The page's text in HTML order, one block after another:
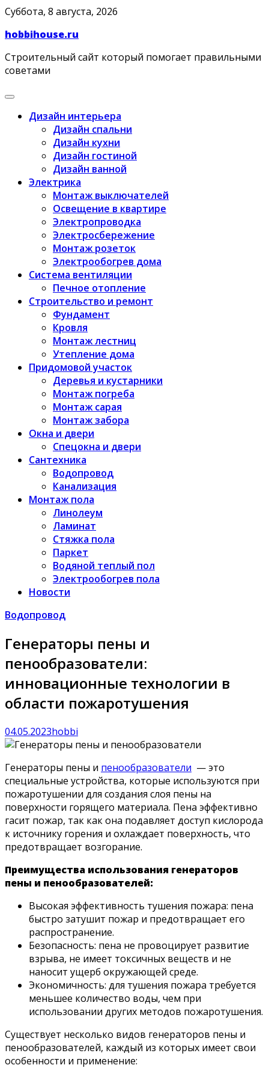
Skip
content
Суббота, 8 августа, 2026
hobbihouse.ru
Строительный сайт который помогает правильными
советами
Дизайн интерьера
Дизайн спальни
Дизайн кухни
Дизайн гостиной
Дизайн ванной
Электрика
Монтаж выключателей
Освещение в квартире
Электропроводка
Электросбережение
Монтаж розеток
Электрообогрев дома
Система вентиляции
Печное отопление
Строительство и ремонт
Фундамент
Кровля
Монтаж лестниц
Утепление дома
Придомовой участок
Деревья и кустарники
Монтаж погреба
Монтаж сарая
Монтаж забора
Окна и двери
Спецокна и двери
Сантехника
Водопровод
Канализация
Монтаж пола
Линолеум
Ламинат
Стяжка пола
Паркет
Водяной теплый пол
Электрообогрев пола
Новости
Водопровод
Генераторы пены и
пенообразователи:
инновационные технологии в
области пожаротушения
04.05.2023hobbi
Генераторы пены и пенообразователи — это
специальные устройства, которые используются при
пожаротушении для создания слоя пены на
поверхности горящего материала. Пена эффективно
гасит пожар, так как она подавляет доступ кислорода
к источнику горения и охлаждает поверхность, что
предотвращает возгорание.
Преимущества использования генераторов
пены и пенообразователей:
Высокая эффективность тушения пожара: пена
быстро затушит пожар и предотвращает его
распространение.
Безопасность: пена не провоцирует развитие
взрыва, не имеет токсичных веществ и не
наносит ущерб окружающей среде.
Экономичность: для тушения пожара требуется
меньшее количество воды, чем при
использовании других методов пожаротушения.
Существует несколько видов генераторов пены и
пенообразователей, каждый из которых имеет свои
особенности и применение: